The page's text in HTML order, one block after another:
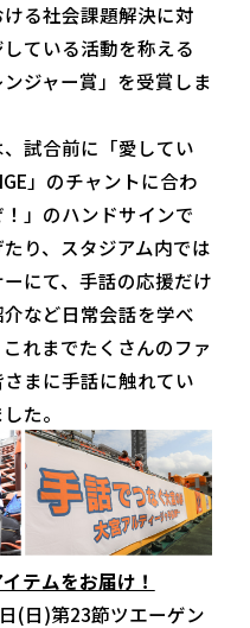
る社会課題解決に対
ている活動を称える
ンジャー賞」を受賞しま
試合前に「愛してい
」のチャントに合わ
」のハンドサインで
り、スタジアム内では
にて、手話の応援だけ
など日常会話を学べ
れまでたくさんのファ
まに手話に触れてい
た。
テムをお届け！
(日)第23節ツエーゲン